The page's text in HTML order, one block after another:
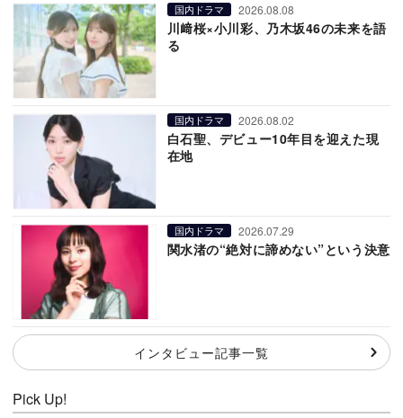
国内ドラマ 2026.08.08
川﨑桜×小川彩、乃木坂46の未来を語
る
国内ドラマ 2026.08.02
白石聖、デビュー10年目を迎えた現
在地
国内ドラマ 2026.07.29
関水渚の“絶対に諦めない”という決意
インタビュー記事一覧
Pick Up!